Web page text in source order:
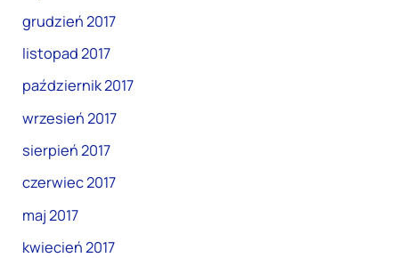
grudzień 2017
listopad 2017
październik 2017
wrzesień 2017
sierpień 2017
czerwiec 2017
maj 2017
kwiecień 2017